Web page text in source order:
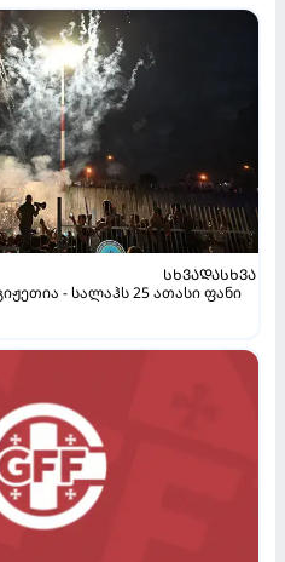
ᲡᲮᲕᲐᲓᲐᲡᲮᲕᲐ
- სალაჰს 25 ათასი ფანი